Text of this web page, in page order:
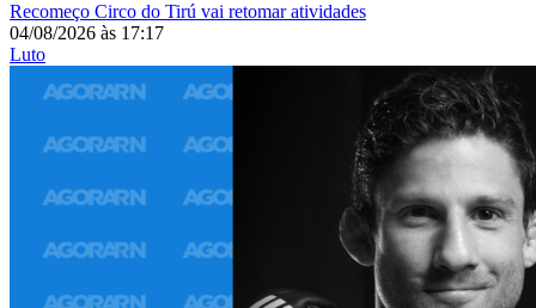
Recomeço Circo do Tirú vai retomar atividades
04/08/2026 às 17:17
Luto